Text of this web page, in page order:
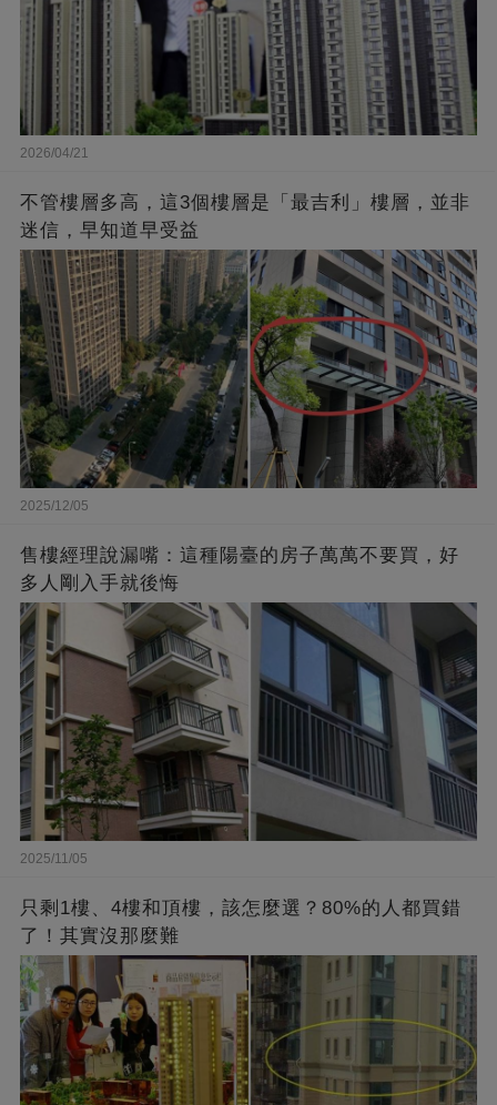
2026/04/21
不管樓層多高，這3個樓層是「最吉利」樓層，並非
迷信，早知道早受益
2025/12/05
售樓經理說漏嘴：這種陽臺的房子萬萬不要買，好
多人剛入手就後悔
2025/11/05
只剩1樓、4樓和頂樓，該怎麼選？80%的人都買錯
了！其實沒那麼難